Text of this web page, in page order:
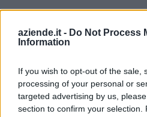
aziende.it - Do Not Process
Information
If you wish to opt-out of the sale,
processing of your personal or
targeted advertising by us,
section to confirm your selection.
Boschi
Bosco